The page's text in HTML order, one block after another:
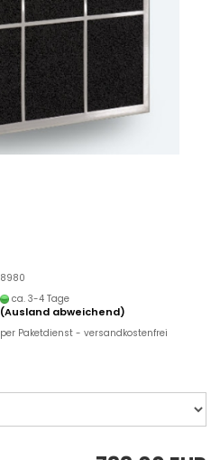
8980
ca. 3-4 Tage
(Ausland abweichend)
per Paketdienst - versandkostenfrei